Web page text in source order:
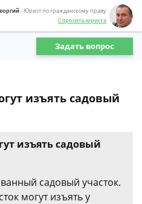
- Юрист по гражданскому праву
Спросить юриста
Задать вопрос
изъять садовый
изъять садовый
садовый участок.
могут изъять у